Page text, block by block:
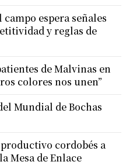
espera señales
y reglas de
de Malvinas en
colores nos unen”
Mundial de Bochas
cordobés a
Mesa de Enlace